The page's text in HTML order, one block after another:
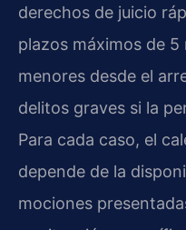
derechos de juicio
plazos máximos de
menores desde el
delitos graves si la
Para cada caso, el
depende de la
mociones